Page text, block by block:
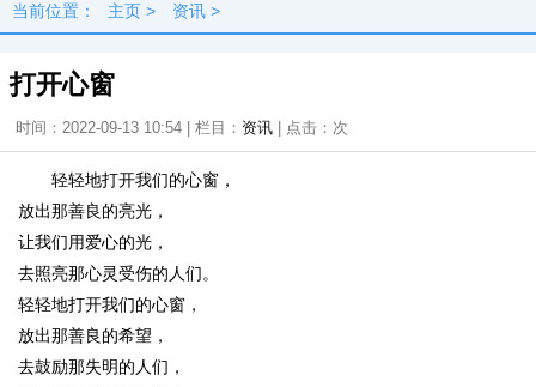
当前位置： 主页 > 资讯 >
打开心窗
时间：2022-09-13 10:54 | 栏目： 资讯 | 点击： 次
轻轻地打开我们的心窗，
放出那善良的亮光，
让我们用爱心的光，
去照亮那心灵受伤的人们。
轻轻地打开我们的心窗，
放出那善良的希望，
去鼓励那失明的人们，